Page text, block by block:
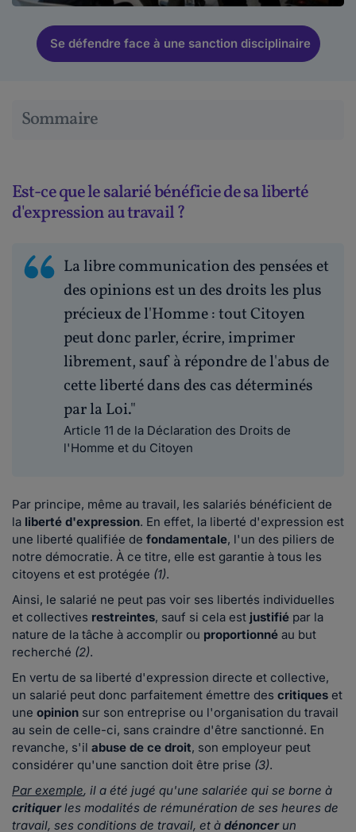
Se défendre face à une sanction disciplinaire
Sommaire
Est-ce que le salarié bénéficie de sa liberté
d'expression au travail ?
La libre communication des pensées et
des opinions est un des droits les plus
précieux de l'Homme : tout Citoyen
peut donc parler, écrire, imprimer
librement, sauf à répondre de l'abus de
cette liberté dans des cas déterminés
par la Loi."
Article 11 de la Déclaration des Droits de
l'Homme et du Citoyen
Par principe, même au travail, les salariés bénéficient de
la liberté d'expression. En effet, la liberté d'expression est
une liberté qualifiée de fondamentale, l'un des piliers de
notre démocratie. À ce titre, elle est garantie à tous les
citoyens et est protégée (1).
Ainsi, le salarié ne peut pas voir ses libertés individuelles
et collectives restreintes, sauf si cela est justifié par la
nature de la tâche à accomplir ou proportionné au but
recherché (2).
En vertu de sa liberté d'expression directe et collective,
un salarié peut donc parfaitement émettre des critiques et
une opinion sur son entreprise ou l'organisation du travail
au sein de celle-ci, sans craindre d'être sanctionné. En
revanche, s'il abuse de ce droit, son employeur peut
considérer qu'une sanction doit être prise (3).
Par exemple, il a été jugé qu'une salariée qui se borne à
critiquerles modalités de rémunération de ses heures de
travail, ses conditions de travail, et à dénoncerun